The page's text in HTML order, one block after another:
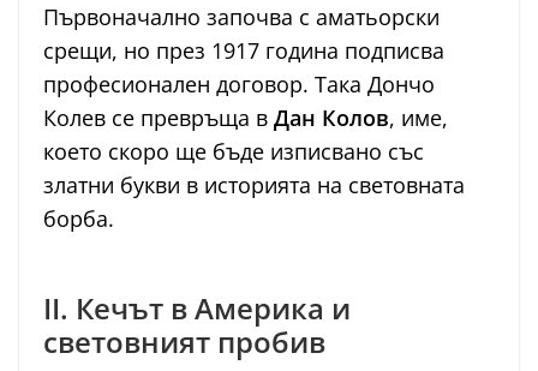
Първоначално започва с аматьорски
срещи, но през 1917 година подписва
професионален договор. Така Дончо
Колев се превръща в Дан Колов, име,
което скоро ще бъде изписвано със
златни букви в историята на световната
борба.
II. Кечът в Америка и
световният пробив